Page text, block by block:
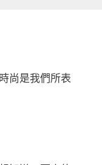
尚是我們所表